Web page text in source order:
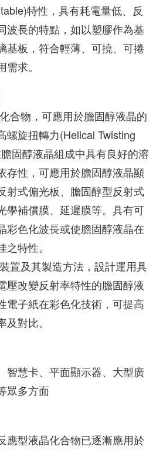
特性，具有耗電量低、反
波長的特點，如以塑膠作為基
基板，符合輕薄、可撓、可捲
求。
合物，可應用於膽固醇液晶的
螺旋扭轉力(Helical Twisting
固醇液晶組成中具有良好的溶
存性，可應用於膽固醇液晶顯
射式偏光板、膽固醇型反射式
學補償膜、延遲膜等。具有可
彩色化波長或使膽固醇液晶在
特性。
置及其製造方法，設計運用具
壓改變反射率特性的膽固醇液
電子紙在彩色化技術，可提高
對比。
智慧卡、平面顯示器、大型廣
眾多方面
應型液晶化合物已逐漸應用於